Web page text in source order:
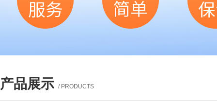
产品展示 / PRODUCTS